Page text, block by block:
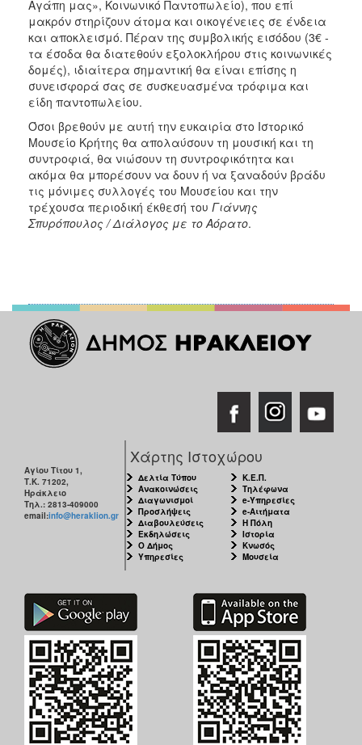
ΠΟΛΙΤΙΣΜΟΣ
ΑΝΘΕΚΤΙΚΗ
ΠΟΛΗ
Αγάπη μας», Κοινωνικό Παντοπωλείο), που επί
μακρόν στηρίζουν άτομα και οικογένειες σε ένδεια
και αποκλεισμό. Πέραν της συμβολικής εισόδου (3€ -
τα έσοδα θα διατεθούν εξολοκλήρου στις κοινωνικές
δομές), ιδιαίτερα σημαντική θα είναι επίσης η
συνεισφορά σας σε συσκευασμένα τρόφιμα και
είδη παντοπωλείου.
Όσοι βρεθούν με αυτή την ευκαιρία στο Ιστορικό
Μουσείο Κρήτης θα απολαύσουν τη μουσική και τη
συντροφιά, θα νιώσουν τη συντροφικότητα και
ακόμα θα μπορέσουν να δουν ή να ξαναδούν βράδυ
τις μόνιμες συλλογές του Μουσείου και την
τρέχουσα περιοδική έκθεσή του Γιάννης
Σπυρόπουλος / Διάλογος με το Αόρατο.
Αγίου Τίτου 1,
Τ.Κ. 71202,
Ηράκλειο
Τηλ.: 2813-409000
email:info@heraklion.gr
Χάρτης Ιστοχώρου
Δελτία Τύπου
Ανακοινώσεις
Διαγωνισμοί
Προσλήψεις
Διαβουλεύσεις
Εκδηλώσεις
Ο Δήμος
Υπηρεσίες
Κ.Ε.Π.
Τηλέφωνα
e-Υπηρεσίες
e-Αιτήματα
Η Πόλη
Ιστορία
Κνωσός
Μουσεία